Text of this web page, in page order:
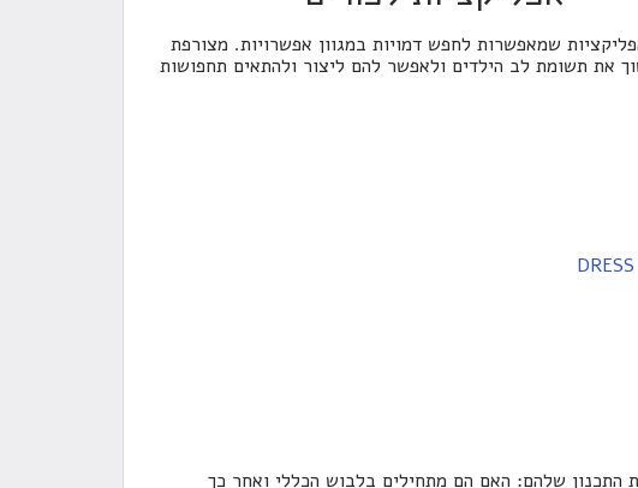
שמאפשרות לחפש דמויות במגוון אפשרויות. מצורפת
את תשומת לב הילדים ולאפשר להם ליצור ולהתאים תחפושות
התכנון שלהם: האם הם מתחילים בלבוש הכללי ואחר כך